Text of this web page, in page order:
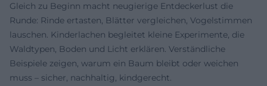
Gleich zu Beginn macht neugierige Entdeckerlust die
Runde: Rinde ertasten, Blätter vergleichen, Vogelstimmen
lauschen. Kinderlachen begleitet kleine Experimente, die
Waldtypen, Boden und Licht erklären. Verständliche
Beispiele zeigen, warum ein Baum bleibt oder weichen
muss – sicher, nachhaltig, kindgerecht.